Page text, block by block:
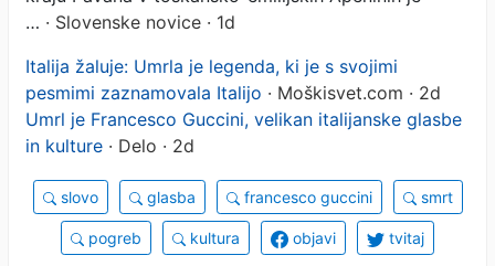
… · Slovenske novice · 1d
Italija žaluje: Umrla je legenda, ki je s svojimi
pesmimi zaznamovala Italijo · Moškisvet.com · 2d
Umrl je Francesco Guccini, velikan italijanske glasbe
in kulture · Delo · 2d
slovo glasba francesco guccini smrt
pogreb kultura objavi tvitaj